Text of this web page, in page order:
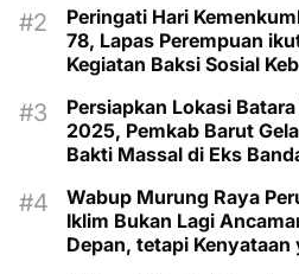
Peringati Hari
78, Lapas Perempuan
Kegiatan Baksi Sosial
Persiapkan Lokasi
2025, Pemkab Barut
Bakti Massal di Eks
Wabup Murung Raya
Iklim Bukan Lagi
Depan, tetapi Kenyataan